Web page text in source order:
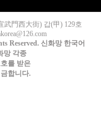
武門西大街) 갑(甲) 129호
Reserved. 신화망 한국어
망 각종
를 받은
합니다.